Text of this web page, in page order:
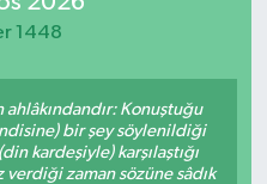
1448
Konuştuğu
bir şey söylenildiği
kardeşiyle) karşılaştığı
zaman sözüne sâdık